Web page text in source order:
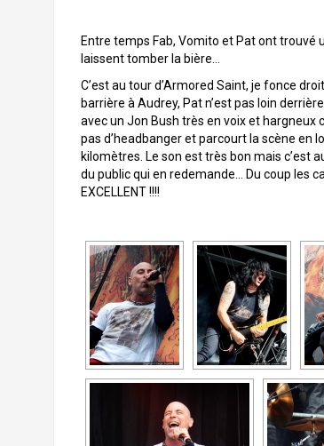
Entre temps Fab, Vomito et Pat ont trouvé
laissent tomber la bière…
C’est au tour d’Armored Saint, je fonce
barrière à Audrey, Pat n’est pas loin
avec un Jon Bush très en voix et hargneux
pas d’headbanger et parcourt la scène en
kilomètres. Le son est très bon mais c’est
du public qui en redemande… Du coup les
EXCELLENT !!!!